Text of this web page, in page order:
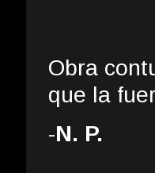
Obra
que la
-N. P.